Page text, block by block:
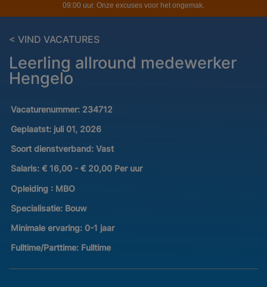
09:00 uur. Onze excuses voor het ongemak.
< VIND VACATURES
Leerling allround medewerker
Hengelo
Vacaturenummer: 234712
Geplaatst: juli 01, 2026
Soort dienstverband: Vast
Salaris: € 16,00 - € 20,00 Per uur
Opleiding : MBO
Specialisatie: Bouw
Minimale ervaring: 0-1 jaar
Fulltime/Parttime: Fulltime